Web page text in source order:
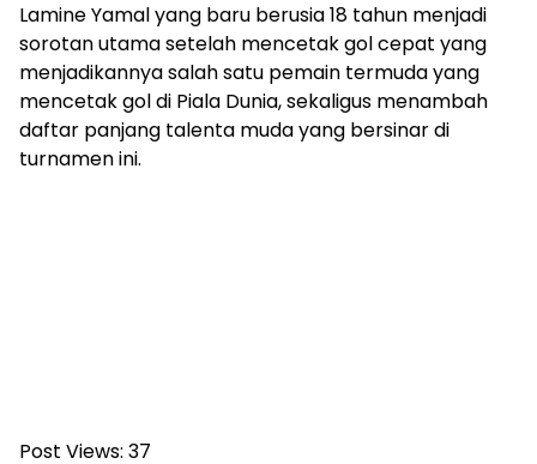
Lamine Yamal yang baru berusia 18 tahun menjadi
sorotan utama setelah mencetak gol cepat yang
menjadikannya salah satu pemain termuda yang
mencetak gol di Piala Dunia, sekaligus menambah
daftar panjang talenta muda yang bersinar di
turnamen ini.
Post Views: 37